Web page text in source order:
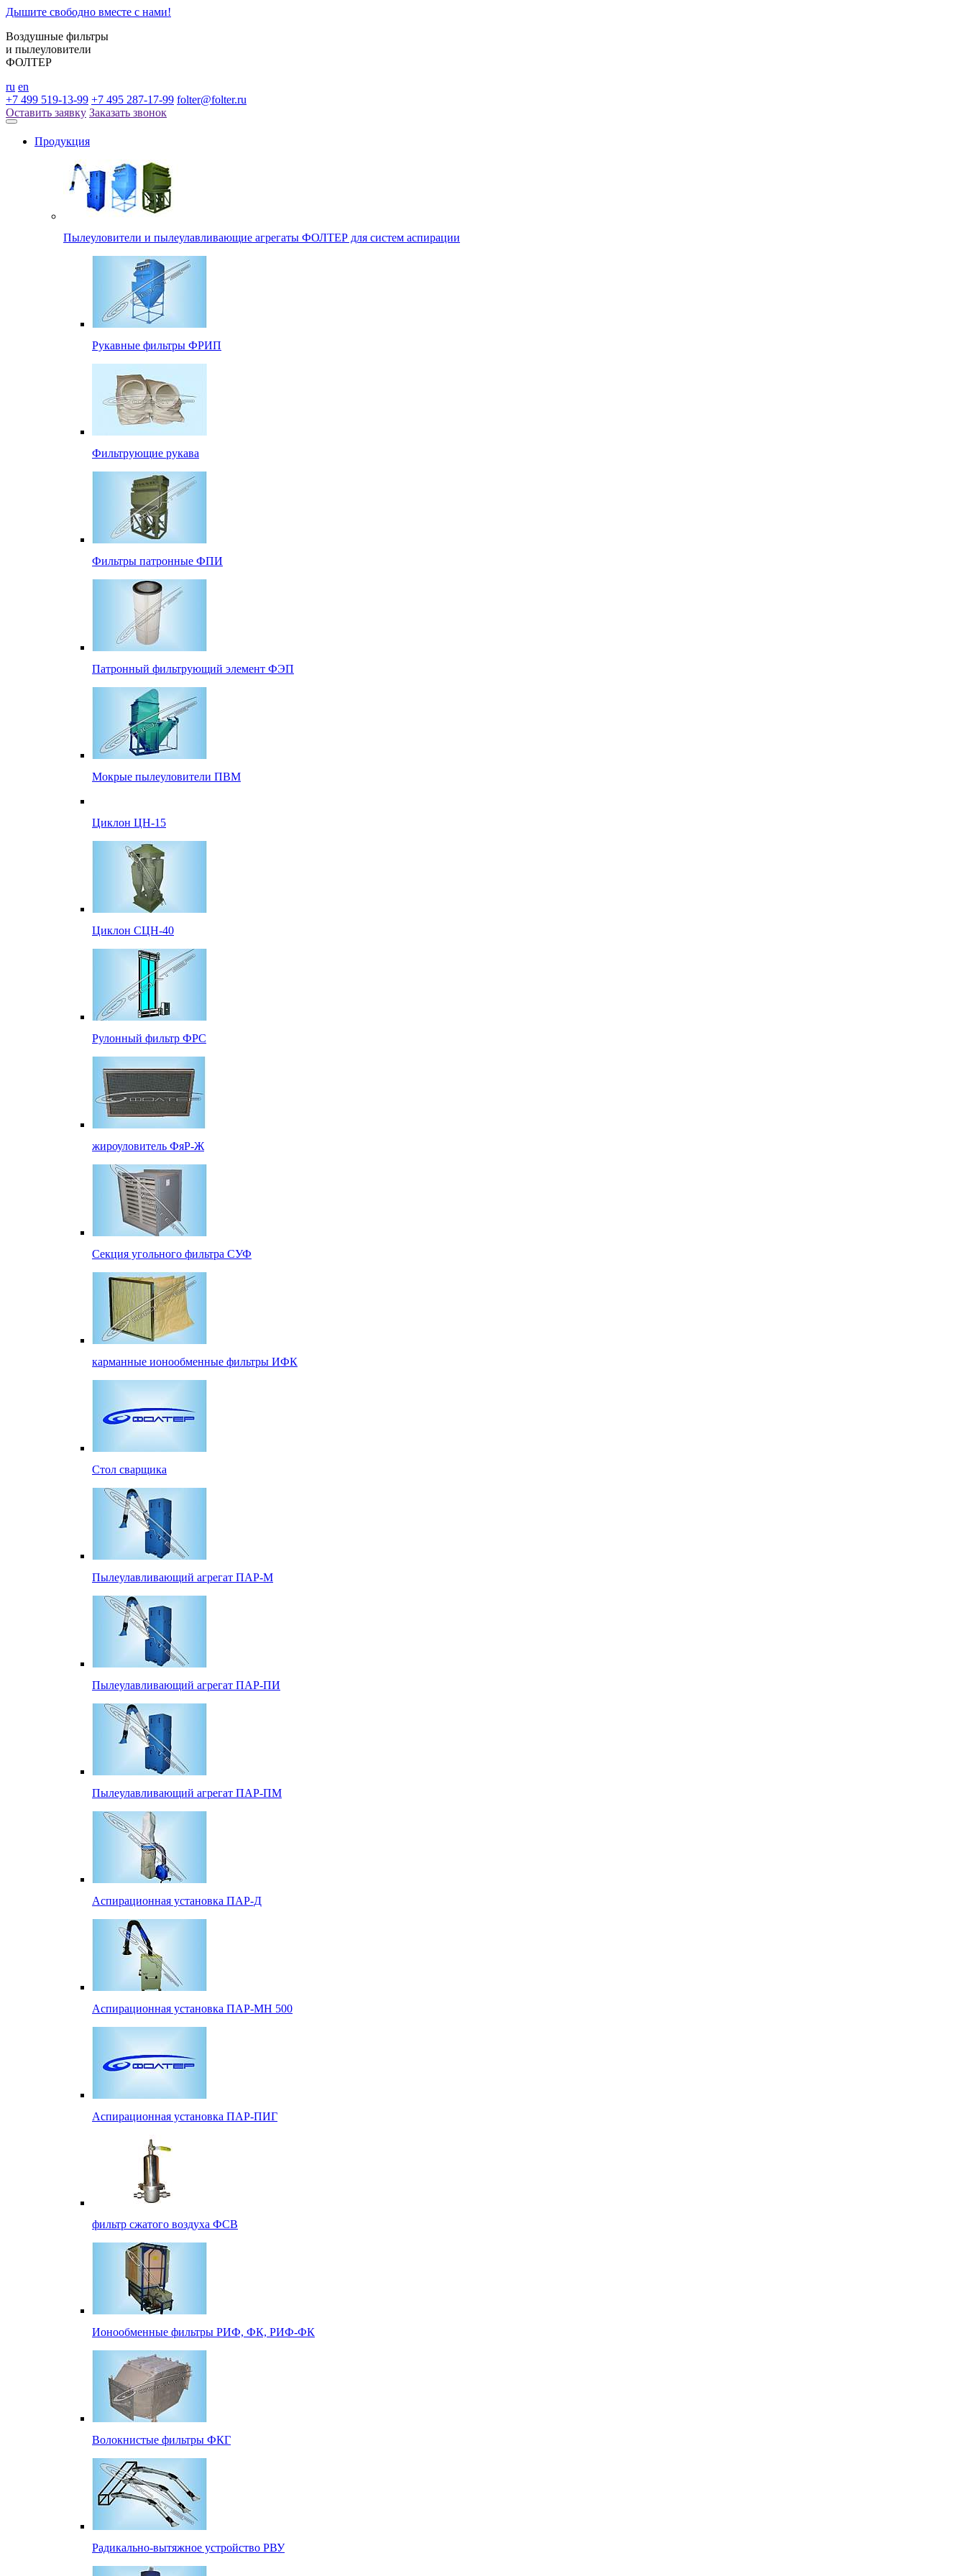
Дышите свободно вместе с нами!
Воздушные фильтры
и пылеуловители
ФОЛТЕР
ru en
+7 499 519-13-99 +7 495 287-17-99 folter@folter.ru
Оставить заявку Заказать звонок
Продукция
Пылеуловители и пылеулавливающие агрегаты ФОЛТЕР для систем аспирации
Рукавные фильтры ФРИП
Фильтрующие рукава
Фильтры патронные ФПИ
Патронный фильтрующий элемент ФЭП
Мокрые пылеуловители ПВМ
Циклон ЦН-15
Циклон СЦН-40
Рулонный фильтр ФРС
жироуловитель ФяР-Ж
Секция угольного фильтра СУФ
карманные ионообменные фильтры ИФК
Стол сварщика
Пылеулавливающий агрегат ПАР-М
Пылеулавливающий агрегат ПАР-ПИ
Пылеулавливающий агрегат ПАР-ПМ
Аспирационная установка ПАР-Д
Аспирационная установка ПАР-МН 500
Аспирационная установка ПАР-ПИГ
фильтр сжатого воздуха ФСВ
Ионообменные фильтры РИФ, ФК, РИФ-ФК
Волокнистые фильтры ФКГ
Радикально-вытяжное устройство РВУ